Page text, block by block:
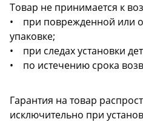
Товар не принимается к
• при поврежденной или
упаковке;
• при следах установки
• по истечению срока
Гарантия на товар
исключительно при